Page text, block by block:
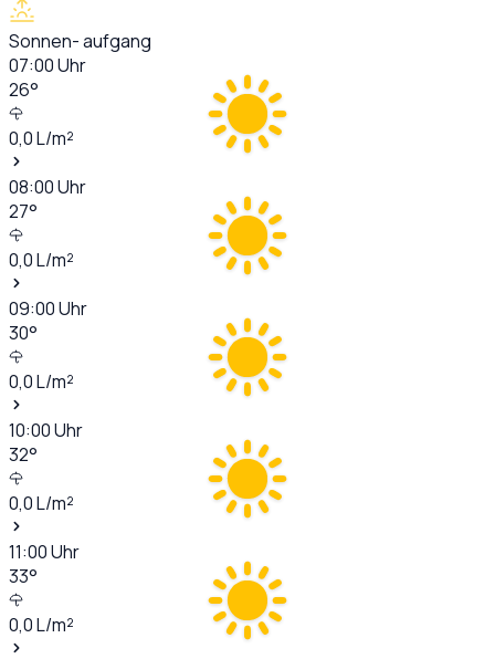
Sonnen- aufgang
07:00Uhr
26°
0,0L/m²
08:00Uhr
27°
0,0L/m²
09:00Uhr
30°
0,0L/m²
10:00Uhr
32°
0,0L/m²
11:00Uhr
33°
0,0L/m²